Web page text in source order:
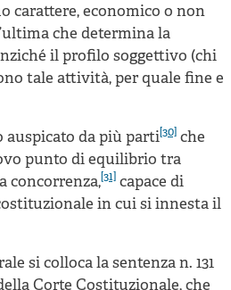
carattere, economico o non
che determina la
il profilo soggettivo (chi
tale attività, per quale fine e
auspicato da più parti[30] che
punto di equilibrio tra
concorrenza,[31] capace di
in cui si innesta il
si colloca la sentenza n. 131
Corte Costituzionale, che